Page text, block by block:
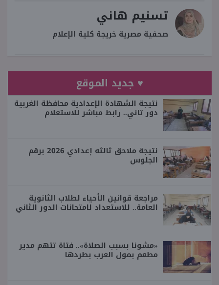
تسنيم هاني
صحفية مصرية خريجة كلية الإعلام
♥ جديد الموقع
نتيجة الشهادة الإعدادية محافظة الغربية
دور تاني.. رابط مباشر للاستعلام
نتيجة ملاحق ثالثه إعدادي 2026 برقم
الجلوس
مراجعة قوانين الأحياء لطلاب الثانوية
العامة.. للاستعداد لامتحانات الدور الثاني
«مشونا بسبب الصلاة».. فتاة تتهم مدير
مطعم بمول العرب بطردها